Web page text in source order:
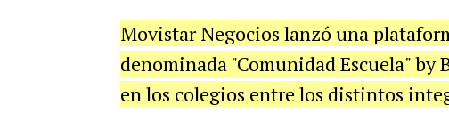
Movistar Negocios lanzó una
denominada "Comunidad Escuela"
en los colegios entre los distintos